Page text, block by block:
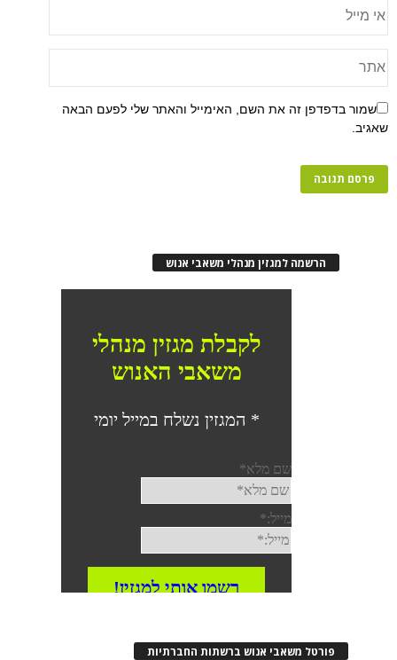
שמור בדפדפן זה את השם, האימייל והאתר שלי לפעם הבאה
שאגיב.
הרשמה למגזין מנהלי משאבי אנוש
פורטל משאבי אנוש ברשתות החברתיות